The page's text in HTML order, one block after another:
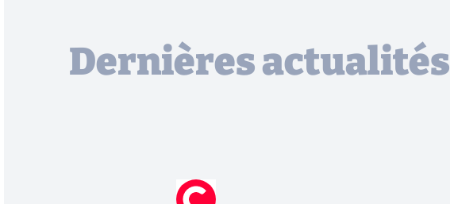
Dernières actualités